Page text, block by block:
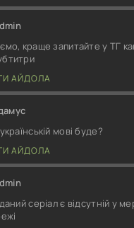
краще запитайте у ТГ
АЙДОЛА
мові буде?
АЙДОЛА
серіал є відсутній у